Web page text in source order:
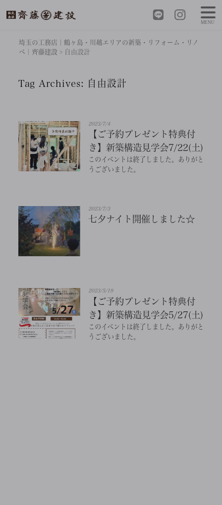
埼玉の工務店｜鶴ヶ島・川越エリアの新築・リフォーム・リノ
ベ｜齊藤建設 > 自由設計
Tag Archives: 自由設計
2023/7/4
【ご予約プレゼント特典付
き】新築構造見学会7/22(土)
このイベントは終了しました。ありがと
うございました。
2023/7/3
七夕ナイト開催しました☆
2023/5/19
【ご予約プレゼント特典付
き】新築構造見学会5/27(土)
このイベントは終了しました。ありがと
うございました。
MENU